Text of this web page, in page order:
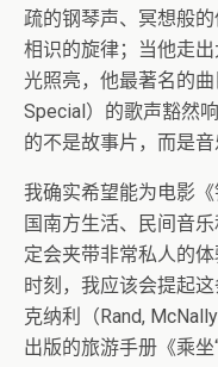
疏的钢琴声、冥想般
相识的旋律；当他走
光照亮，他最著名的
Special）的歌声豁然
的不是故事片，而是音
我确实希望能为电影
国南方生活、民间音
定会夹带非常私人的
时刻，我应该会提起
克纳利（Rand,
出版的旅游手册《乘